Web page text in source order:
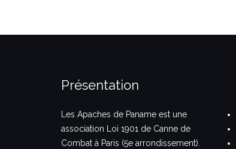
Présentation
Les Apaches de Paname est une
association Loi 1901 de Canne de
Combat à Paris (5e arrondissement).